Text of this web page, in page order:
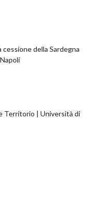
della Sardegna
Territorio | Università di